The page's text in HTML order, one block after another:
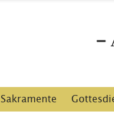
Sakramente